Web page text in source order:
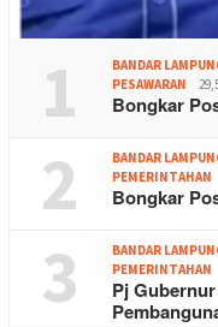
1 BANDAR
PESAWARAN
Bongkar
2 BANDAR
PEMERINTAHAN
Bongkar
3 BANDAR
PEMERINTAHAN
Pj